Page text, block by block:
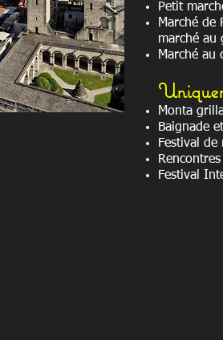
Petit
Marché
marché au
Marché
Monta
Baignade
Festival de
Festival